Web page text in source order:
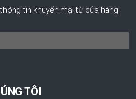
tin khuyến mại từ cửa hàng
TÔI